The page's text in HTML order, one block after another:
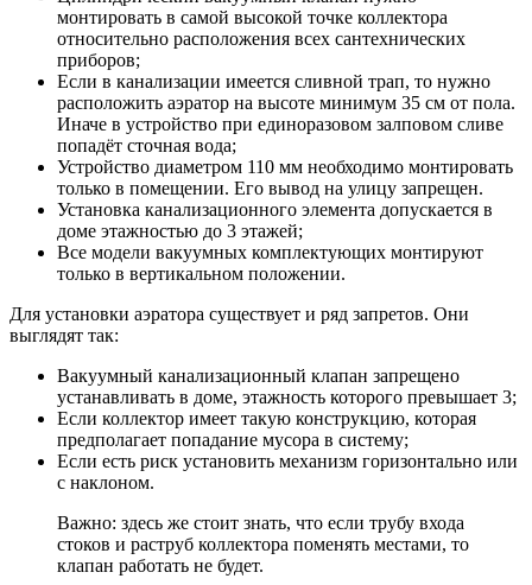
монтировать в самой высокой точке коллектора
относительно расположения всех сантехнических
приборов;
Если в канализации имеется сливной трап, то нужно
расположить аэратор на высоте минимум 35 см от пола.
Иначе в устройство при единоразовом залповом сливе
попадёт сточная вода;
Устройство диаметром 110 мм необходимо монтировать
только в помещении. Его вывод на улицу запрещен.
Установка канализационного элемента допускается в
доме этажностью до 3 этажей;
Все модели вакуумных комплектующих монтируют
только в вертикальном положении.
Для установки аэратора существует и ряд запретов. Они
выглядят так:
Вакуумный канализационный клапан запрещено
устанавливать в доме, этажность которого превышает 3;
Если коллектор имеет такую конструкцию, которая
предполагает попадание мусора в систему;
Если есть риск установить механизм горизонтально или
с наклоном.
Важно: здесь же стоит знать, что если трубу входа
стоков и раструб коллектора поменять местами, то
клапан работать не будет.